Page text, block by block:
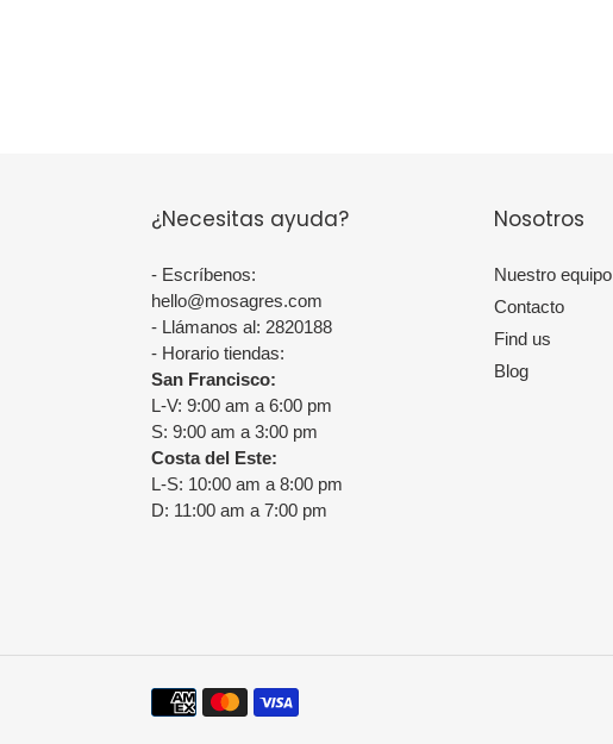
¿Necesitas ayuda?
- Escríbenos:
hello@mosagres.com
- Llámanos al: 2820188
- Horario tiendas:
San Francisco:
L-V: 9:00 am a 6:00 pm
S: 9:00 am a 3:00 pm
Costa del Este:
L-S: 10:00 am a 8:00 pm
D: 11:00 am a 7:00 pm
Nosotros
Nuestro equipo
Contacto
Find us
Blog
Métodos